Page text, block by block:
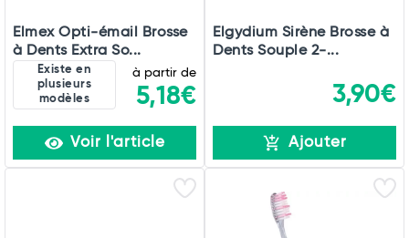
Elmex Opti-émail Brosse
à Dents Extra So...
Existe en
plusieurs
modèles
à partir de
5,18€
Voir l'article
Elgydium Sirène Brosse à
Dents Souple 2-...
3,90€
Ajouter